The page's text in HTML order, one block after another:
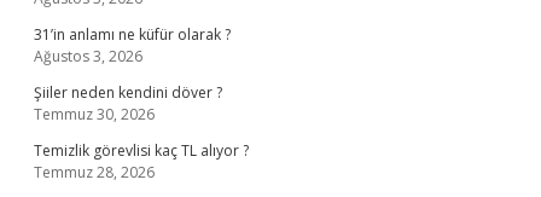
31’in anlamı ne küfür olarak ?
Ağustos 3, 2026
Şiiler neden kendini döver ?
Temmuz 30, 2026
Temizlik görevlisi kaç TL alıyor ?
Temmuz 28, 2026